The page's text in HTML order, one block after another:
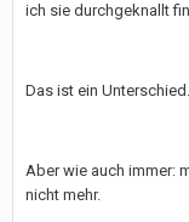
ich sie durchgeknallt
Das ist ein Unterschied.
Aber wie auch immer:
nicht mehr.